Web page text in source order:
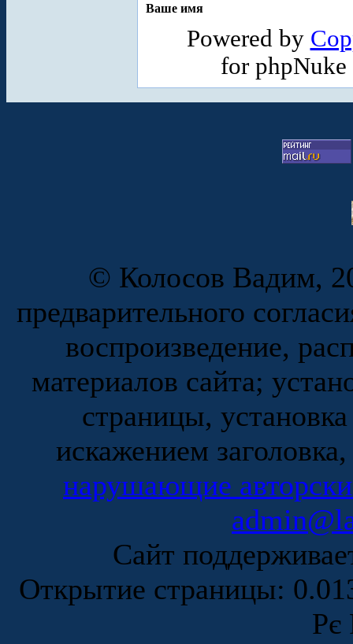
Ваше имя
Powered by
for
© Колосов Вадим,
предварительного
воспроизведение,
материалов сайта;
страницы,
искажением
нарушающие
Сайт
Открытие страницы:
Рє